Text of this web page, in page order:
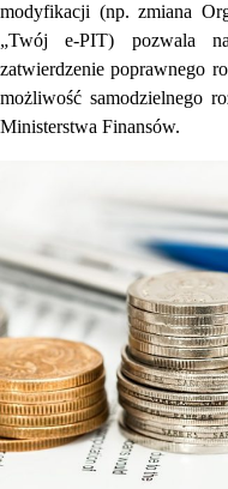
modyfikacji (np. zmiana
„Twój e-PIT) pozwala
zatwierdzenie poprawnego
możliwość samodzielnego
Ministerstwa Finansów.